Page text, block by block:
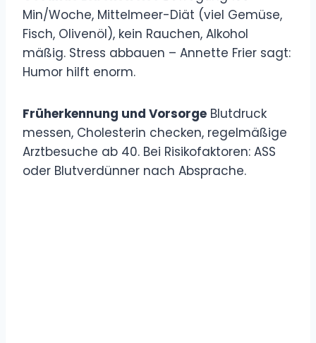
Min/Woche, Mittelmeer-Diät (viel Gemüse,
Fisch, Olivenöl), kein Rauchen, Alkohol
mäßig. Stress abbauen – Annette Frier sagt:
Humor hilft enorm.
Früherkennung und Vorsorge Blutdruck
messen, Cholesterin checken, regelmäßige
Arztbesuche ab 40. Bei Risikofaktoren: ASS
oder Blutverdünner nach Absprache.